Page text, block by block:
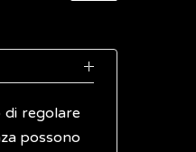
di regolare
possono